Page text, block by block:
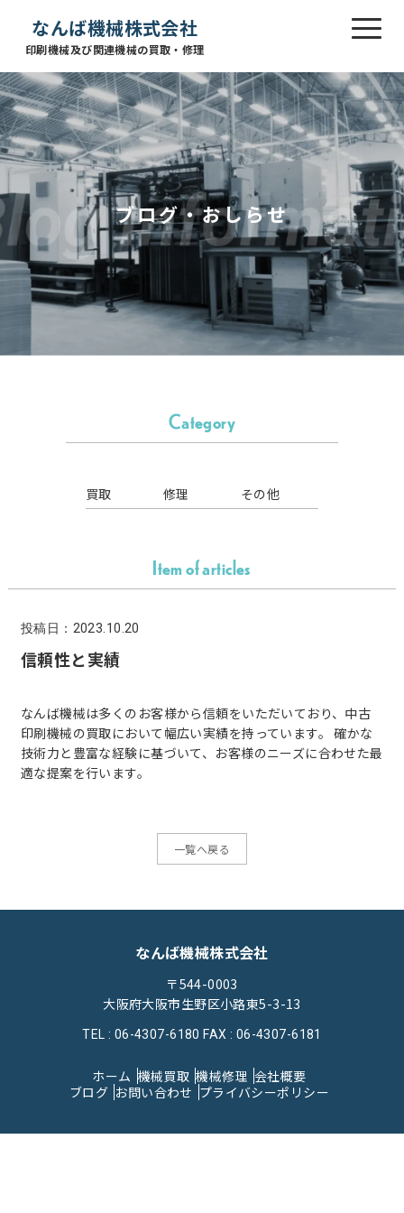
なんば機械株式会社
印刷機械及び関連機械の買取・修理
ブログ・おしらせ
Category
買取 修理 その他
Item of articles
投稿日：2023.10.20
信頼性と実績
なんば機械は多くのお客様から信頼をいただいており、中古
印刷機械の買取において幅広い実績を持っています。 確かな
技術力と豊富な経験に基づいて、お客様のニーズに合わせた最
適な提案を行います。
一覧へ戻る
なんば機械株式会社
〒544-0003
大阪府大阪市生野区小路東5-3-13
TEL : 06-4307-6180 FAX : 06-4307-6181
ホーム 機械買取 機械修理 会社概要
ブログ お問い合わせ プライバシーポリシー